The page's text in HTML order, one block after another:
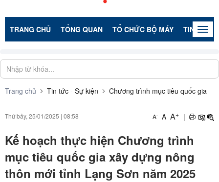
TRANG CHỦ TỔNG QUAN TỔ CHỨC BỘ MÁY TIN TỨC -
Trang chủ Tin tức - Sự kiện Chương trình mục tiêu quốc gia
Thứ bảy, 25/01/2025 | 08:58 A- A A+ |
Kế hoạch thực hiện Chương trình
mục tiêu quốc gia xây dựng nông
thôn mới tỉnh Lạng Sơn năm 2025